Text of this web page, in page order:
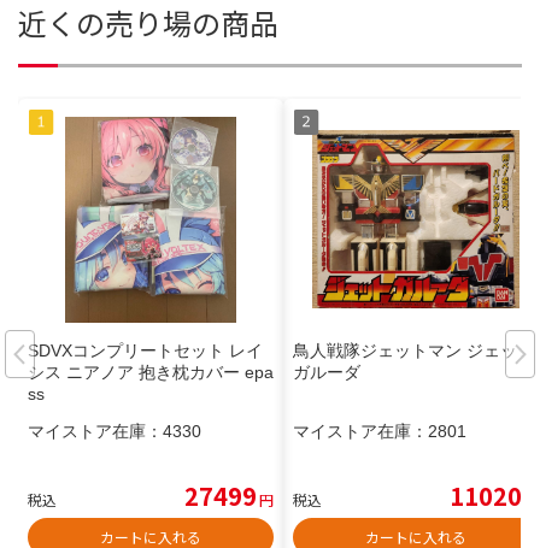
近くの売り場の商品
SDVXコンプリートセット レイ
シス ニアノア 抱き枕カバー epa
ss
マイストア在庫： 4330
税込 27499円
カートに入れる
鳥人戦隊ジェットマン ジェット
ガルーダ
マイストア在庫： 2801
税込 11020
カートに入れる